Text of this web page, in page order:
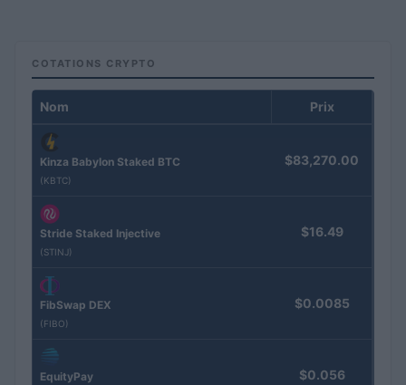
COTATIONS CRYPTO
Nom Prix
Kinza Babylon Staked BTC
(KBTC)
$83,270.00
Stride Staked Injective
(STINJ)
$16.49
FibSwap DEX
(FIBO)
$0.0085
EquityPay $0.056